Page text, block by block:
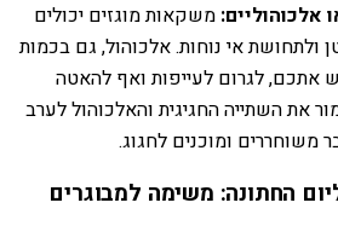
אלכוהוליים: משקאות מוגזים יכולים
ולתחושת אי נוחות. אלכוהול, גם בכמות
אתכם, לגרום לעייפות ואף להאטה
את השתייה החגיגית והאלכוהול לערב
משוחררים ומוכנים לחגוג.
החתונה: משימה למבוגרים